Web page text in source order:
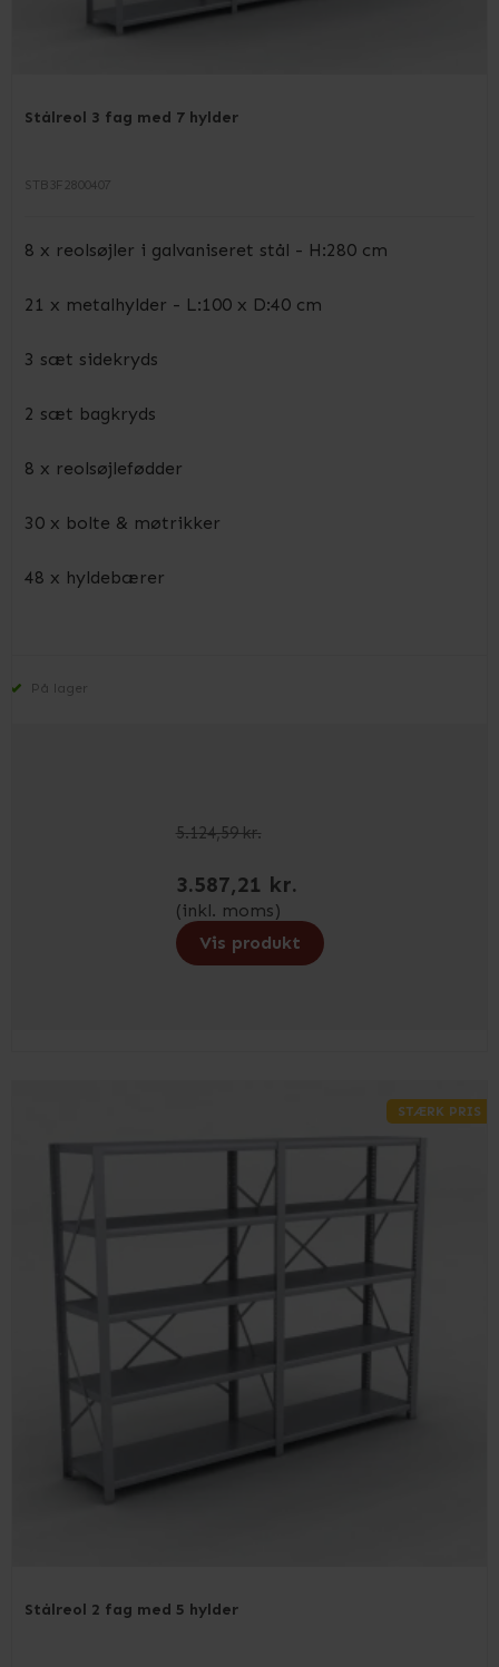
Stålreol 3 fag med 7 hylder
STB3F2800407
8 x reolsøjler i galvaniseret stål - H:280 cm
21 x metalhylder - L:100 x D:40 cm
3 sæt sidekryds
2 sæt bagkryds
8 x reolsøjlefødder
30 x bolte & møtrikker
48 x hyldebærer
På lager
5.124,59 kr.
3.587,21 kr.
(inkl. moms)
Vis produkt
STÆRK PRIS
Stålreol 2 fag med 5 hylder